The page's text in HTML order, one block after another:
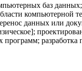
баз
компьютерной
данных или
разработка